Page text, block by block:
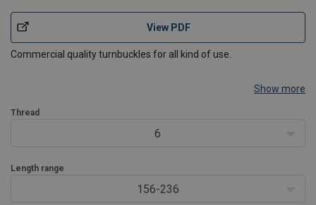
View PDF
Commercial quality turnbuckles for all kind of use.
Show more
Thread
6
Length range
156-236